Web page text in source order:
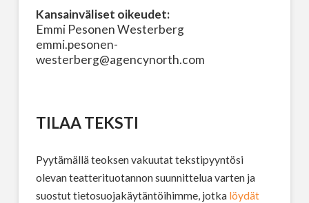
Kansainväliset oikeudet:
Emmi Pesonen Westerberg
emmi.pesonen-
westerberg@agencynorth.com
TILAA TEKSTI
Pyytämällä teoksen vakuutat tekstipyyntösi
olevan teatterituotannon suunnittelua varten ja
suostut tietosuojakäytäntöihimme, jotka löydät